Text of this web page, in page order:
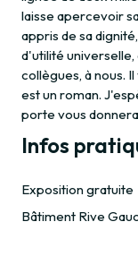
laisse apercevoir
appris de sa
d'utilité universelle,
collègues, à nous.
est un roman.
porte vous
Infos
Exposition gratuite
Bâtiment Rive